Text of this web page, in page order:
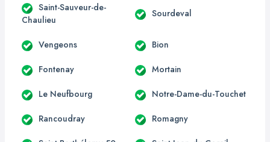
Saint-Sauveur-de-
Chaulieu
Sourdeval
Vengeons Bion
Fontenay Mortain
Le Neufbourg Notre-Dame-du-Touchet
Rancoudray Romagny